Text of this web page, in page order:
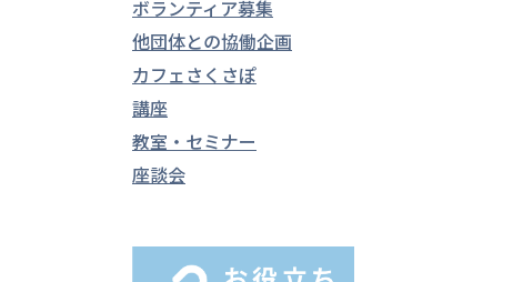
ボランティア募集
他団体との協働企画
カフェさくさぽ
講座
教室・セミナー
座談会